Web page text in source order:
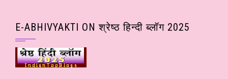
E-ABHIVYAKTI ON श्रेष्ठ हिन्दी ब्लॉग 2025